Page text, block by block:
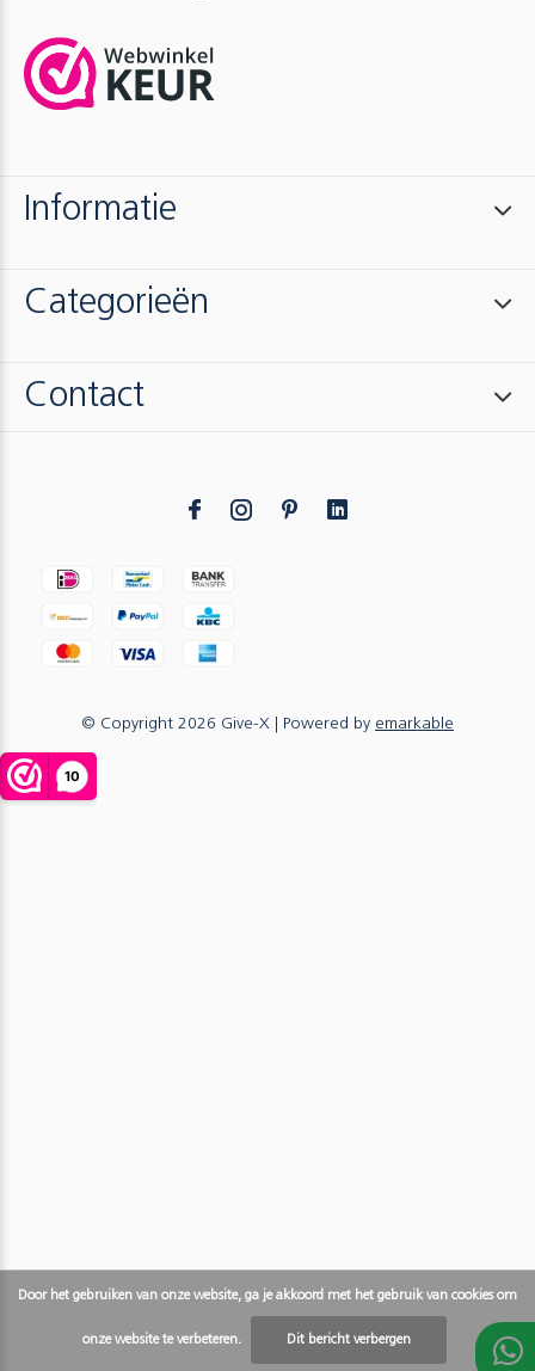
Informatie
Categorieën
Contact
© Copyright 2026 Give-X | Powered by emarkable
Door het gebruiken van onze website, ga je akkoord met het gebruik van cookies om
onze website te verbeteren. Dit bericht verbergen